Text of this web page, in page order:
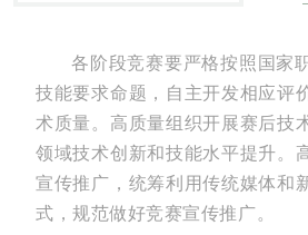
各阶段竞赛要严格按照国家
技能要求命题，自主开发相应评
术质量。高质量组织开展赛后技
领域技术创新和技能水平提升。
宣传推广，统筹利用传统媒体和
式，规范做好竞赛宣传推广。